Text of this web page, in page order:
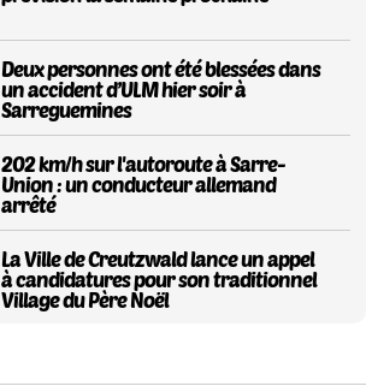
Deux personnes ont été blessées dans
un accident d’ULM hier soir à
Sarreguemines
202 km/h sur l'autoroute à Sarre-
Union : un conducteur allemand
arrêté
La Ville de Creutzwald lance un appel
à candidatures pour son traditionnel
Village du Père Noël